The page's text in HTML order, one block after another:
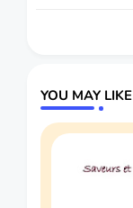
YOU MAY LIKE